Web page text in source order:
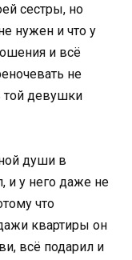
сестры, но
нужен и что у
и всё
не
той девушки
души в
и у него даже не
что
квартиры он
всё подарил и